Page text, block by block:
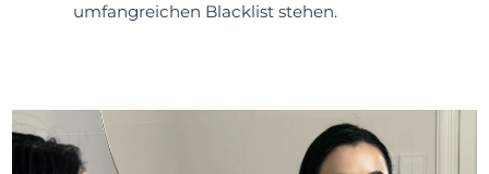
umfangreichen Blacklist stehen.
Schweiz Erwartete Lieferung